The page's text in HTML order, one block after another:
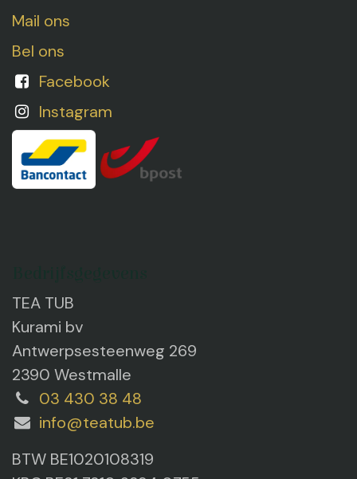
Mail ons
Bel ons
Facebook
Instagram
TEA TUB
Kurami bv
Antwerpsesteenweg 269
2390 Westmalle
03 430 38 48
info@teatub.be
BTW BE1020108319